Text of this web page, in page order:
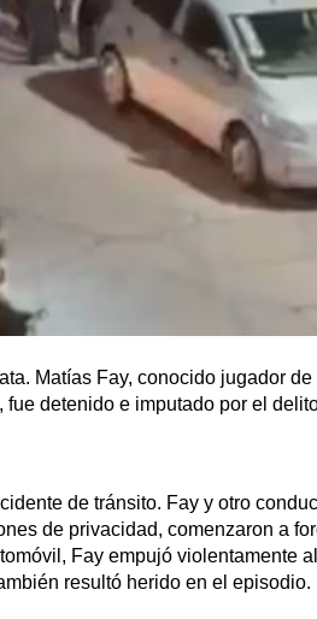
Matías Fay, conocido jugador
detenido e imputado por el
de tránsito. Fay y otro
de privacidad, comenzaron a
Fay empujó violentamente
resultó herido en el episodio.